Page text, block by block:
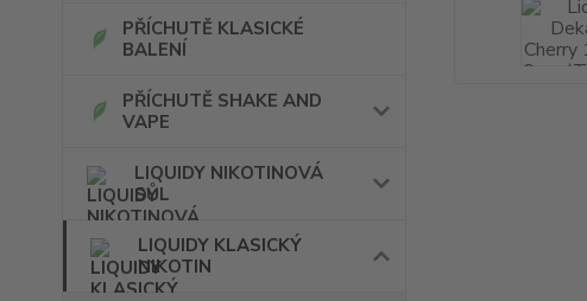
PŘÍCHUTĚ KLASICKÉ
BALENÍ
PŘÍCHUTĚ SHAKE AND
VAPE
LIQUIDY NIKOTINOVÁ
SŮL
LIQUIDY KLASICKÝ
NIKOTIN